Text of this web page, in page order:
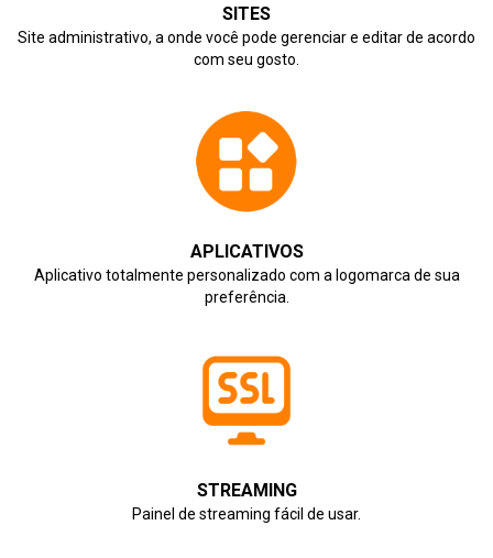
SITES
Site administrativo, a onde você pode gerenciar e editar de acordo
com seu gosto.
APLICATIVOS
Aplicativo totalmente personalizado com a logomarca de sua
preferência.
STREAMING
Painel de streaming fácil de usar.